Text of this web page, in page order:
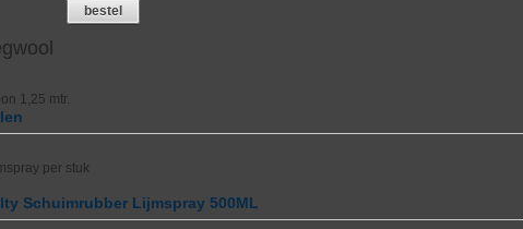
bestel
1,25 mtr.
per stuk
Schuimrubber Lijmspray 500ML